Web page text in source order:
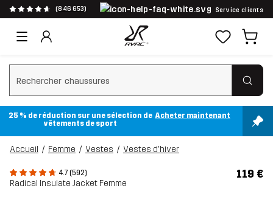
(846 653) Service clients
Effacer la recherche
25 % de réduction sur une sélection de
vêtements de sport
Acheter maintenant
Accueil Femme Vestes Vestes d'hiver
4.7 (592)
Radical Insulate Jacket Femme
119 €